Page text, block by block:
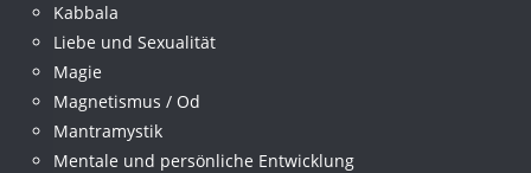
Kabbala
Liebe und Sexualität
Magie
Magnetismus / Od
Mantramystik
Mentale und persönliche Entwicklung